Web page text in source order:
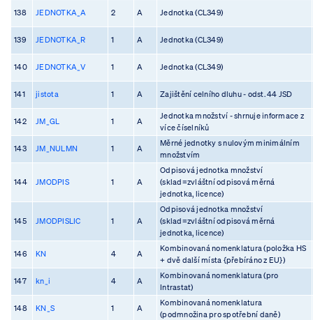
138 JEDNOTKA_A 2 A Jednotka (CL349)
139 JEDNOTKA_R 1 A Jednotka (CL349)
140 JEDNOTKA_V 1 A Jednotka (CL349)
141 jistota 1 A Zajištění celního dluhu - odst. 44 JSD
142 JM_GL 1 A
Jednotka množství - shrnuje informace z
více číselníků
143 JM_NULMN 1 A
Měrné jednotky s nulovým minimálním
množstvím
144 JMODPIS 1 A
Odpisová jednotka množství
(sklad=zvláštní odpisová měrná
jednotka, licence)
145 JMODPISLIC 1 A
Odpisová jednotka množství
(sklad=zvláštní odpisová měrná
jednotka, licence)
146 KN 4 A
Kombinovaná nomenklatura (položka HS
+ dvě další místa {přebíráno z EU})
147 kn_i 4 A
Kombinovaná nomenklatura (pro
Intrastat)
148 KN_S 1 A
Kombinovaná nomenklatura
(podmnožina pro spotřební daně)